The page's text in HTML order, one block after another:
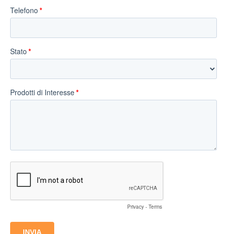
Telefono
Stato
Prodotti di Interesse
Privacy - Terms